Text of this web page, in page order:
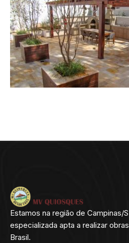
Estamos na região de Campinas/
especializada apta a realizar
Brasil.